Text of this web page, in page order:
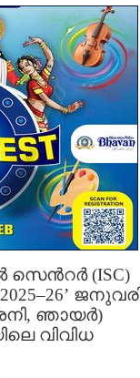
(ISC)
ഞായർ)
വിവിധ